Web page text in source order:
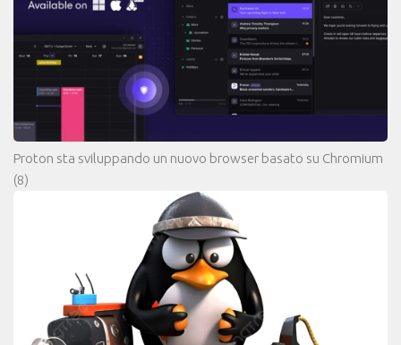
Proton sta sviluppando un nuovo browser basato su Chromium
(8)